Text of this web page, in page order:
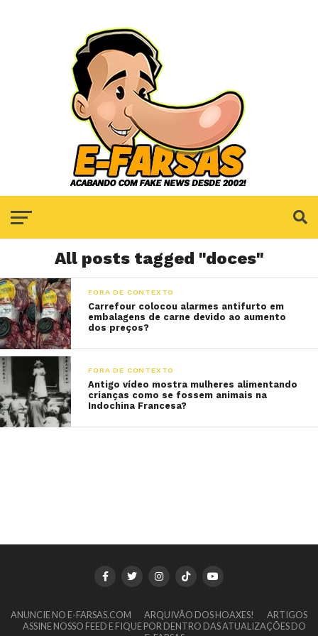
All posts tagged "doces"
FORA DE CONTEXTO
Carrefour colocou alarmes antifurto em
embalagens de carne devido ao aumento
dos preços?
FORA DE CONTEXTO
Antigo vídeo mostra mulheres alimentando
crianças como se fossem animais na
Indochina Francesa?
ANUNCIE NO E-FARSAS.COM ARQUIVÃO DOS HOAXES!
ARTIGOS
ASSINE NOSSO FEED E FIQUE POR DENTRO DAS ATUALIZAÇÕES DO